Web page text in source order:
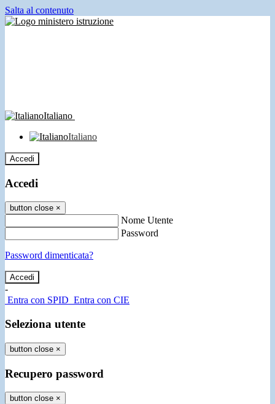
Salta al contenuto
Italiano
Italiano
Accedi
Accedi
button close ×
Nome Utente
Password
Password dimenticata?
-
Entra con SPID Entra con CIE
Seleziona utente
button close ×
Recupero password
button close ×